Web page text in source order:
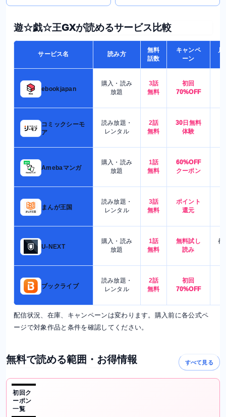
遊☆戯☆王GXが読めるサービス比較
サービス名 読み方
無料
話数
キャンペ
ーン
月
ebookjapan
購入・読み
放題
3話
無料
初回
70%OFF
コミックシーモ
ア
読み放題・
レンタル
2話
無料
30日無料
体験
Amebaマンガ
購入・読み
放題
1話
無料
60%OFF
クーポン
まんが王国
読み放題・
レンタル
3話
無料
ポイント
還元
U-NEXT
購入・読み
放題
1話
無料
無料試し
読み
都
ブックライブ
読み放題・
レンタル
2話
無料
初回
70%OFF
配信状況、在庫、キャンペーンは変わります。購入前に各公式ペ
ージで対象作品と条件を確認してください。
無料で読める範囲・お得情報 すべて見る
初回ク
ーポン
一覧